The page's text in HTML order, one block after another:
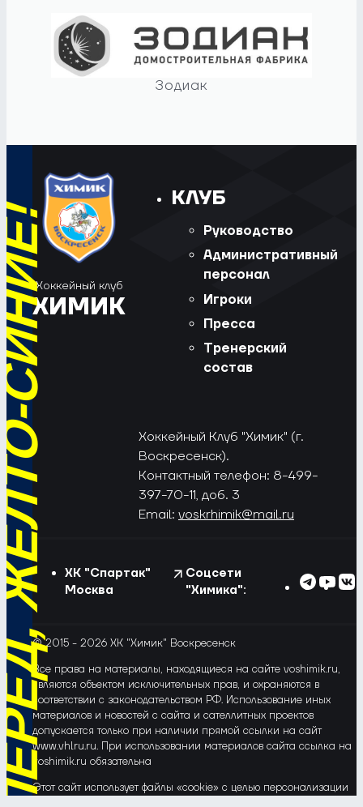
Зодиак
СИНИЕ!
Хоккейный клуб
ХИМИК
КЛУБ
Руководство
Административный
персонал
Игроки
Пресса
Тренерский
состав
Хоккейный Клуб "Химик" (г.
Воскресенск).
Контактный телефон: 8-499-
397-70-11, доб. 3
Email: voskrhimik@mail.ru
ХК "Спартак"
Москва
Соцсети
"Химика":
© 2015 - 2026 ХК "Химик" Воскресенск
Все права на материалы, находящиеся на сайте voshimik.ru,
являются объектом исключительных прав, и охраняются в
соответствии с законодательством РФ. Использование иных
материалов и новостей с сайта и сателлитных проектов
допускается только при наличии прямой ссылки на сайт
www.vhlru.ru. При использовании материалов сайта ссылка на
voshimik.ru обязательна
Этот сайт использует файлы «cookie» с целью персонализации